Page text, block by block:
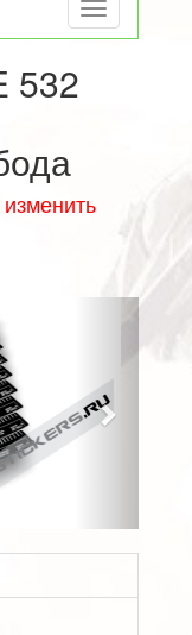
Toggle
navigation
532